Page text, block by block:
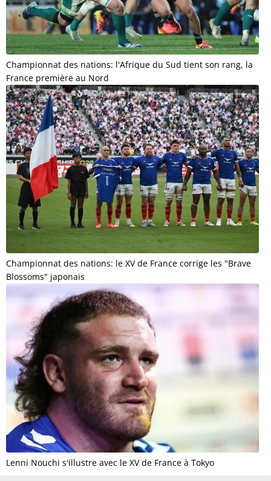
Championnat des nations: l'Afrique du Sud tient son rang, la
France première au Nord
Championnat des nations: le XV de France corrige les "Brave
Blossoms" japonais
Lenni Nouchi s'illustre avec le XV de France à Tokyo